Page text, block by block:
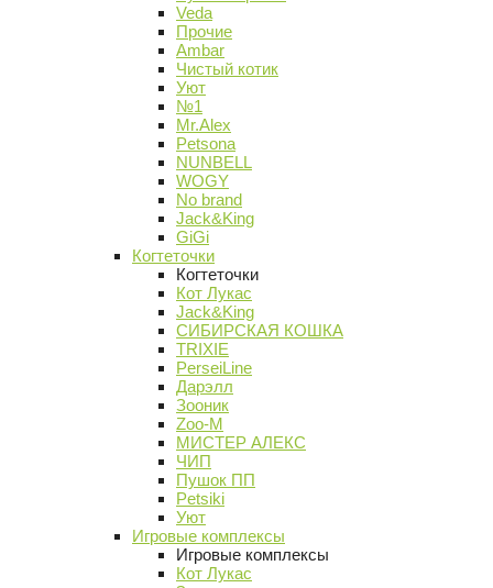
Veda
Прочие
Ambar
Чистый котик
Уют
№1
Mr.Alex
Petsona
NUNBELL
WOGY
No brand
Jack&King
GiGi
Когтеточки
Когтеточки
Кот Лукас
Jack&King
СИБИРСКАЯ КОШКА
TRIXIE
PerseiLine
Дарэлл
Зооник
Zoo-M
МИСТЕР АЛЕКС
ЧИП
Пушок ПП
Petsiki
Уют
Игровые комплексы
Игровые комплексы
Кот Лукас